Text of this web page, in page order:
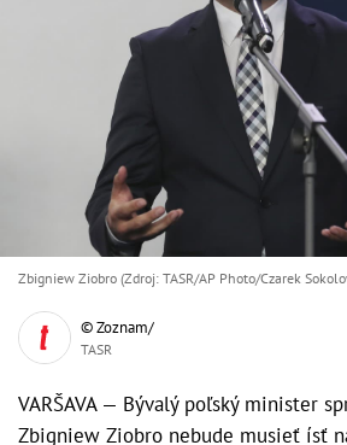
Zbigniew Ziobro (Zdroj: TASR/AP Photo/Czarek
© Zoznam/
TASR
VARŠAVA — Bývalý poľský minister
Zbigniew Ziobro nebude musieť ísť